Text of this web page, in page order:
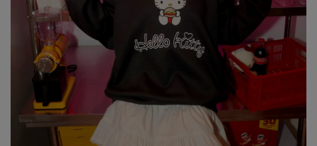
※ 顏色請參考單品圖片較為接近，但因圖檔顏色會因個人電腦螢幕
設定差異略有不同，請以實際商品顏色為準。
※ 請將深色衣物與淺色衣物分開洗滌。